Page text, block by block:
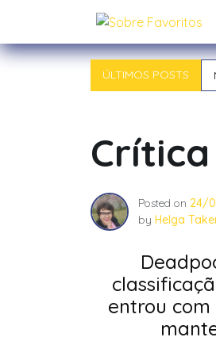
content
Sobre
ÚLTIMOS POSTS
Posted on 24/
by Helga
entrou